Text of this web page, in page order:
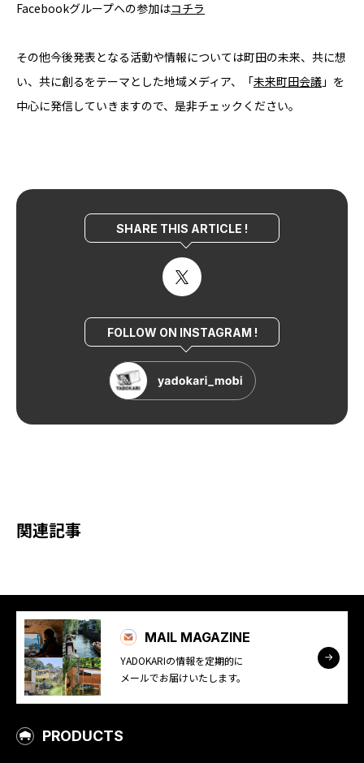
Facebookグループへの参加はコチラ
その他今後発表となる活動や情報については町田の未来、共に想
い、共に創るをテーマとした地域メディア、「未来町田会議 」を
中心に発信していきますので、是非チェックください。
SHARE THIS ARTICLE !
FOLLOW ON INSTAGRAM !
関連記事
MAIL MAGAZINE
YADOKARIの情報を定期的に
メールでお届けいたします。
PRODUCTS